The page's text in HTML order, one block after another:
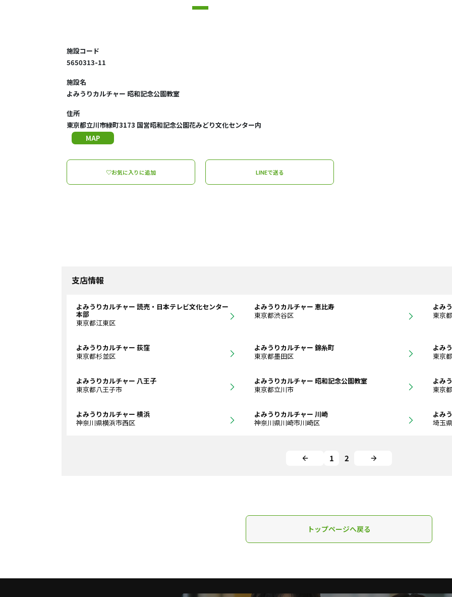
施設コード
5650313-11
施設名
よみうりカルチャー 昭和記念公園教室
住所
東京都立川市緑町3173 国営昭和記念公園花みどり文化センター内
MAP
♡お気に入りに追加 LINEで送る
支店情報
よみうりカルチャー 読売・日本テレビ文化センター
本部
東京都江東区
よみうりカルチャー 恵比寿
東京都渋谷区
よみ
東京
よみうりカルチャー 荻窪
東京都杉並区
よみうりカルチャー 錦糸町
東京都墨田区
よみ
東京
よみうりカルチャー 八王子
東京都八王子市
よみうりカルチャー 昭和記念公園教室
東京都立川市
よみ
東京
よみうりカルチャー 横浜
神奈川県横浜市西区
よみうりカルチャー 川崎
神奈川県川崎市川崎区
よみ
埼玉
1 2
トップページへ戻る